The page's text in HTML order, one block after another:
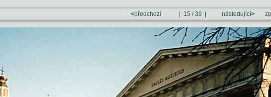
<předchozí | 15 / 39 | následující>